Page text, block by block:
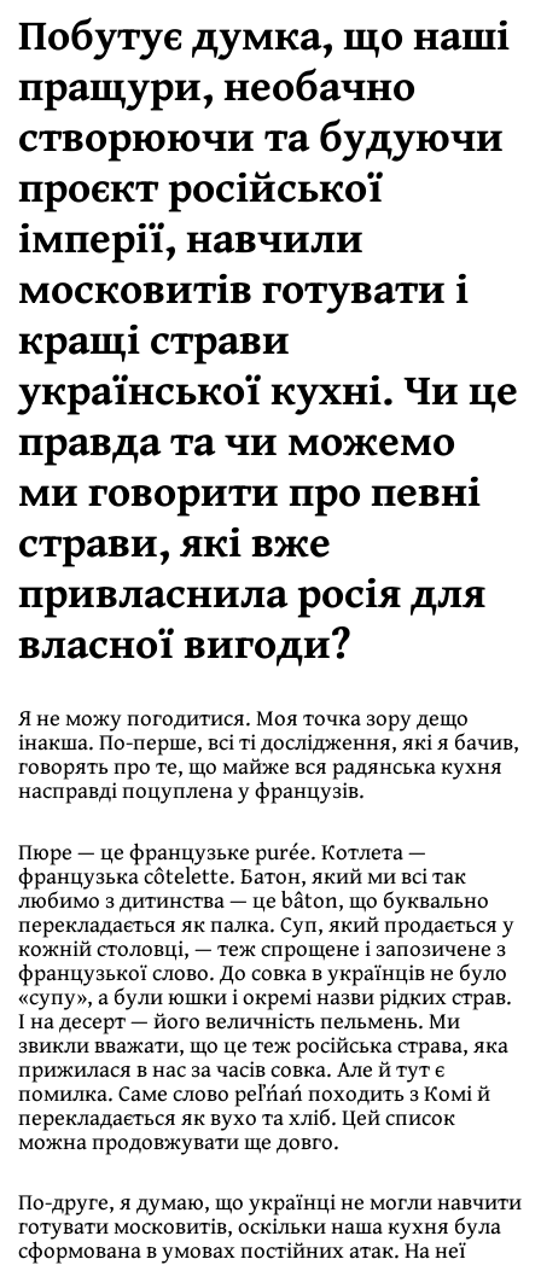
Побутує думка, що наші
пращури, необачно
створюючи та будуючи
проєкт російської
імперії, навчили
московитів готувати і
кращі страви
української кухні. Чи це
правда та чи можемо
ми говорити про певні
страви, які вже
привласнила росія для
власної вигоди?
Я не можу погодитися. Моя точка зору дещо
інакша. По-перше, всі ті дослідження, які я бачив,
говорять про те, що майже вся радянська кухня
насправді поцуплена у французів.
Пюре — це французьке purée. Котлета —
французька côtelette. Батон, який ми всі так
любимо з дитинства — це bâton, що буквально
перекладається як палка. Суп, який продається у
кожній столовці, — теж спрощене і запозичене з
французької слово. До совка в українців не було
«супу», а були юшки і окремі назви рідких страв.
І на десерт — його величність пельмень. Ми
звикли вважати, що це теж російська страва, яка
прижилася в нас за часів совка. Але й тут є
помилка. Саме слово реľńаń походить з Комі й
перекладається як вухо та хліб. Цей список
можна продовжувати ще довго.
По-друге, я думаю, що українці не могли навчити
готувати московитів, оскільки наша кухня була
сформована в умовах постійних атак. На неї